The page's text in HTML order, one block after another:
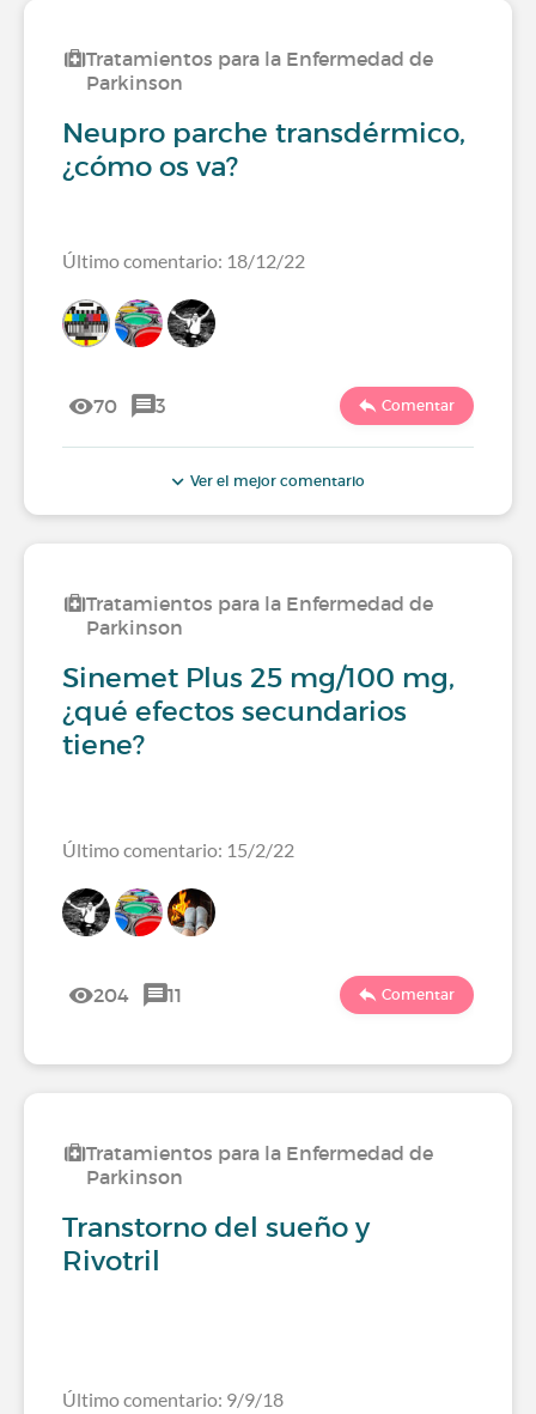
Tratamientos para la Enfermedad de
Parkinson
Neupro parche transdérmico,
¿cómo os va?
Último comentario: 18/12/22
70 3 Comentar
Ver el mejor comentario
Tratamientos para la Enfermedad de
Parkinson
Sinemet Plus 25 mg/100 mg,
¿qué efectos secundarios
tiene?
Último comentario: 15/2/22
204 11 Comentar
Tratamientos para la Enfermedad de
Parkinson
Transtorno del sueño y
Rivotril
Último comentario: 9/9/18